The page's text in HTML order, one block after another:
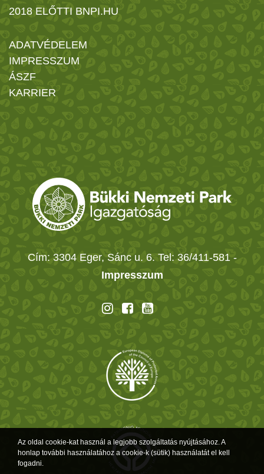
2018 ELŐTTI BNPI.HU
ADATVÉDELEM
IMPRESSZUM
ÁSZF
KARRIER
Cím: 3304 Eger, Sánc u. 6. Tel: 36/411-581 -
Impresszum
Az oldal cookie-kat használ a legjobb szolgáltatás nyújtásához. A
honlap további használatához a cookie-k (sütik) használatát el kell
fogadni.